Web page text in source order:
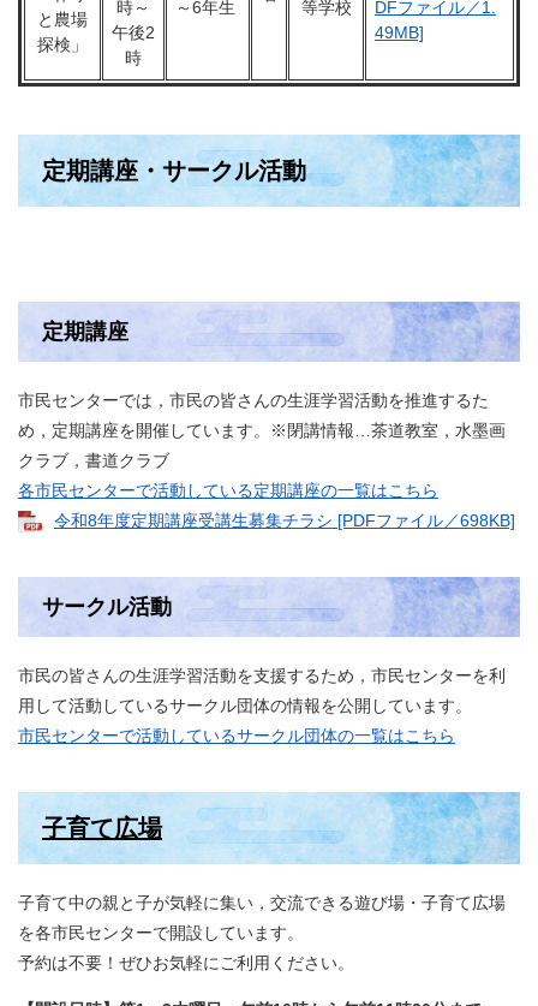
と農場
探検」
時～
午後2
時
～6年生 等学校
DFファイル／1.
49MB]
定期講座・サークル活動
定期講座
市民センターでは，市民の皆さんの生涯学習活動を推進するた
め，定期講座を開催しています。※閉講情報…茶道教室，水墨画
クラブ，書道クラブ
各市民センターで活動している定期講座の一覧はこちら
令和8年度定期講座受講生募集チラシ [PDFファイル／698KB]
サークル活動
市民の皆さんの生涯学習活動を支援するため，市民センターを利
用して活動しているサークル団体の情報を公開しています。
市民センターで活動しているサークル団体の一覧はこちら
子育て広場
子育て中の親と子が気軽に集い，交流できる遊び場・子育て広場
を各市民センターで開設しています。
予約は不要！ぜひお気軽にご利用ください。